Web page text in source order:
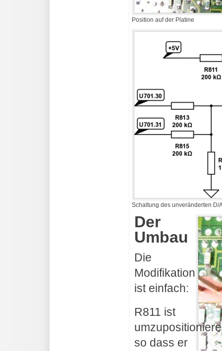
Position auf der Platine
Schaltung des unveränderten D/
Der
Umbau
Die
Modifikation
ist einfach:
R811 ist
so dass er